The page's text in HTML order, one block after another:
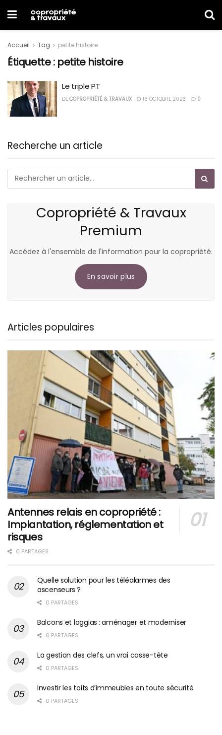
Accueil Tag petite histoire
Étiquette : petite histoire
Le triple PT
DE COPROPRIÉTÉ & TRAVAUX 16 OCTOBRE 2023 0
Recherche un article
Copropriété & Travaux
Premium
Accédez à l'ensemble de l'information pour la copropriété.
En savoir plus
Articles populaires
Antennes relais en copropriété :
Implantation, réglementation et
risques
0 PARTAGES
Quelle solution pour les téléalarmes des
ascenseurs ?
0 PARTAGES
Balcons et loggias : aménager et moderniser
0 PARTAGES
La gestion des clefs, un vrai casse-tête
0 PARTAGES
Investir les toits d’immeubles en toute sécurité
0 PARTAGES